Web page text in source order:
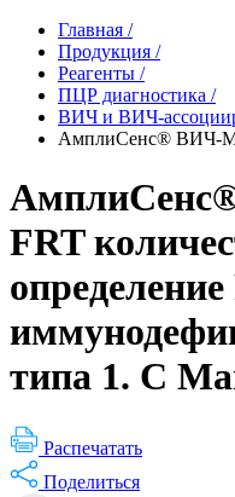
Главная /
Продукция /
Реагенты /
ПЦР диагностика /
ВИЧ и ВИЧ-
АмплиСенс® ВИЧ-
FRT
типа 1. С
Распечатать
Поделиться